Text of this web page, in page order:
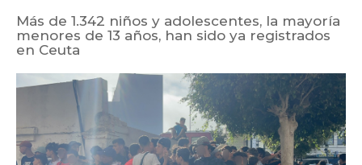
Más de 1.342 niños y adolescentes, la mayoría
menores de 13 años, han sido ya registrados
en Ceuta